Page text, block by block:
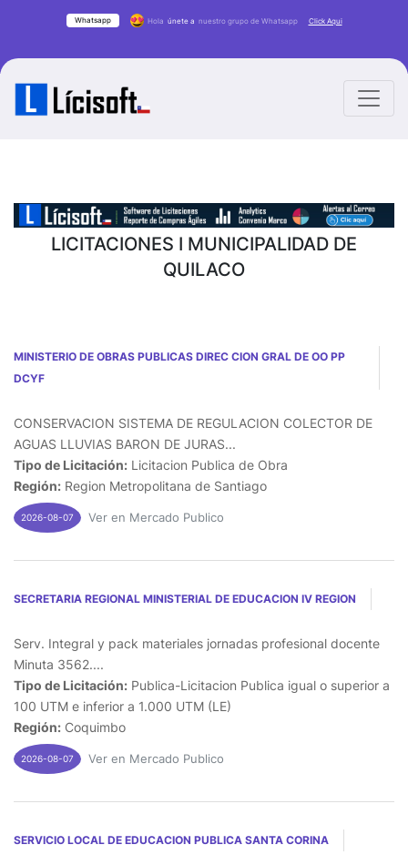
Whatsapp Hola únete a nuestro grupo de Whatsapp Click Aqui
LICITACIONES I MUNICIPALIDAD DE
QUILACO
MINISTERIO DE OBRAS PUBLICAS DIREC CION GRAL DE OO PP
DCYF
CONSERVACION SISTEMA DE REGULACION COLECTOR DE
AGUAS LLUVIAS BARON DE JURAS...
Tipo de Licitación: Licitacion Publica de Obra
Región: Region Metropolitana de Santiago
2026-08-07 Ver en Mercado Publico
SECRETARIA REGIONAL MINISTERIAL DE EDUCACION IV REGION
Serv. Integral y pack materiales jornadas profesional docente
Minuta 3562....
Tipo de Licitación: Publica-Licitacion Publica igual o superior a
100 UTM e inferior a 1.000 UTM (LE)
Región: Coquimbo
2026-08-07 Ver en Mercado Publico
SERVICIO LOCAL DE EDUCACION PUBLICA SANTA CORINA